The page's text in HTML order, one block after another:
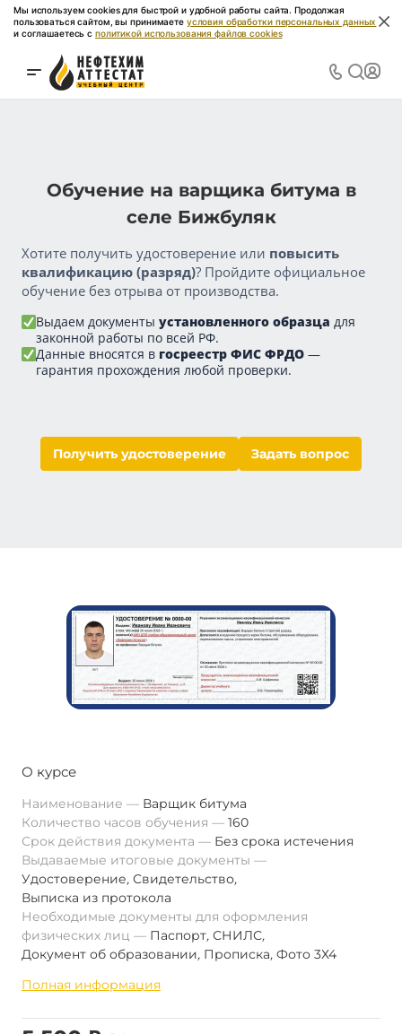
Мы используем cookies для быстрой и удобной работы сайта. Продолжая
пользоваться сайтом, вы принимаете условия обработки персональных данных
и соглашаетесь с политикой использования файлов cookies
Обучение на варщика битума в
селе Бижбуляк
Хотите получить удостоверение или повысить
квалификацию (разряд)? Пройдите официальное
обучение без отрыва от производства.
Выдаем документы установленного образца для
законной работы по всей РФ.
Данные вносятся в госреестр ФИС ФРДО —
гарантия прохождения любой проверки.
Получить удостоверение Задать вопрос
О курсе
Наименование
Варщик битума
Количество часов обучения
160
Срок действия документа
Без срока истечения
Выдаваемые итоговые документы
Удостоверение, Свидетельство,
Выписка из протокола
Необходимые документы для оформления
физических лиц
Паспорт, СНИЛС,
Документ об образовании, Прописка, Фото 3Х4
Полная информация